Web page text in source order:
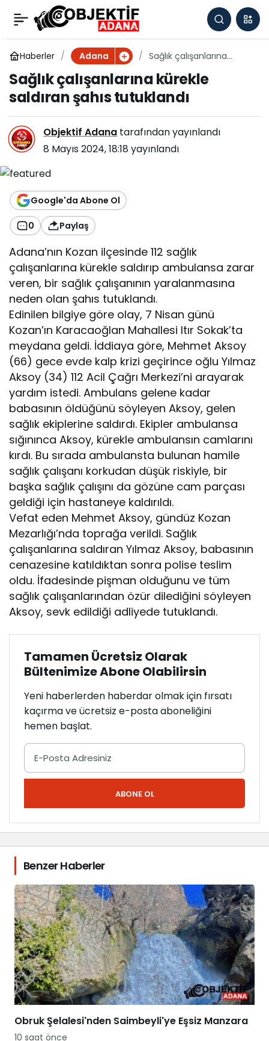
Haberler Adana
Sağlık çalışanlarına
tutuklandı
Sağlık çalışanlarına kürekle
saldıran şahıs tutuklandı
Objektif Adana tarafından yayınlandı
8 Mayıs 2024, 18:18 yayınlandı
Google'da Abone Ol
0 Paylaş
Adana’nın Kozan ilçesinde 112 sağlık
çalışanlarına kürekle saldırıp ambulansa zarar
veren, bir sağlık çalışanının yaralanmasına
neden olan şahıs tutuklandı.
Edinilen bilgiye göre olay, 7 Nisan günü
Kozan’ın Karacaoğlan Mahallesi Itır Sokak’ta
meydana geldi. İddiaya göre, Mehmet Aksoy
(66) gece evde kalp krizi geçirince oğlu Yılmaz
Aksoy (34) 112 Acil Çağrı Merkezi’ni arayarak
yardım istedi. Ambulans gelene kadar
babasının öldüğünü söyleyen Aksoy, gelen
sağlık ekiplerine saldırdı. Ekipler ambulansa
sığınınca Aksoy, kürekle ambulansın camlarını
kırdı. Bu sırada ambulansta bulunan hamile
sağlık çalışanı korkudan düşük riskiyle, bir
başka sağlık çalışını da gözüne cam parçası
geldiği için hastaneye kaldırıldı.
Vefat eden Mehmet Aksoy, gündüz Kozan
Mezarlığı’nda toprağa verildi. Sağlık
çalışanlarına saldıran Yılmaz Aksoy, babasının
cenazesine katıldıktan sonra polise teslim
oldu. İfadesinde pişman olduğunu ve tüm
sağlık çalışanlarından özür dilediğini söyleyen
Aksoy, sevk edildiği adliyede tutuklandı.
Sağlık çalışanlarına
kürekle saldıran şahıs
tutuklandı
Tamamen Ücretsiz Olarak
Bültenimize Abone Olabilirsin
Yeni haberlerden haberdar olmak için fırsatı
kaçırma ve ücretsiz e-posta aboneliğini
hemen başlat.
ABONE OL
Benzer Haberler
Obruk Şelalesi'nden Saimbeyli'ye Eşsiz Manzara
10 saat önce